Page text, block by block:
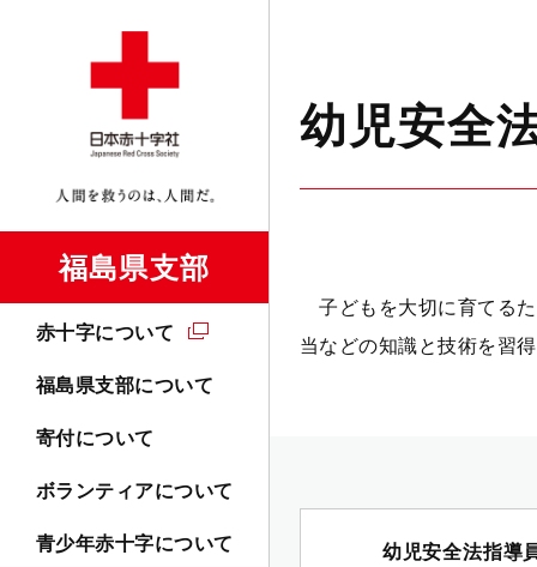
福島県支部
赤十字について
福島県支部について
寄付について
ボランティアについて
青少年赤十字について
幼児安全
子どもを大切に育てる
当などの知識と技術を習
幼児安全法指導